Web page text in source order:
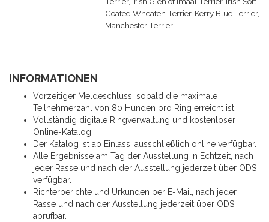
Coated Wheaten Terrier, Kerry Blue Terrier,
Manchester Terrier
INFORMATIONEN
Vorzeitiger Meldeschluss, sobald die maximale
Teilnehmerzahl von 80 Hunden pro Ring erreicht ist.
Vollständig digitale Ringverwaltung und kostenloser
Online-Katalog.
Der Katalog ist ab Einlass, ausschließlich online verfügbar.
Alle Ergebnisse am Tag der Ausstellung in Echtzeit, nach
jeder Rasse und nach der Ausstellung jederzeit über ODS
verfügbar.
Richterberichte und Urkunden per E-Mail, nach jeder
Rasse und nach der Ausstellung jederzeit über ODS
abrufbar.